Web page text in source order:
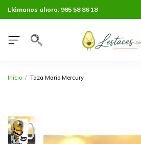
Llámanos ahora: 985 58 86 18
Inicio Taza Mario Mercury